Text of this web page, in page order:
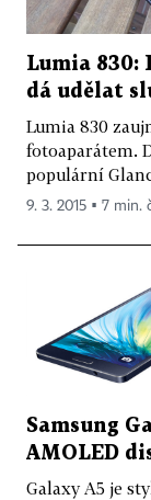
Lumia 830:
dá udělat
Lumia 830
fotoaparátem.
populární
9. 3. 2015 ▪ 7 min.
Samsung
AMOLED
Galaxy A5 je